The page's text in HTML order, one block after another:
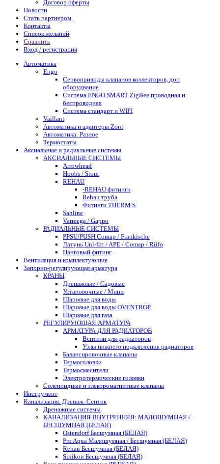
Договор оферты
Новости
Стать партнером
Контакты
Список желаний
Сравнить
Вход / регистрация
Автоматика
Engo
Сервоприводы клапанов коллекторов, доп
оборудвание
Система ENGO SMART ZigBee проводная и
беспроводная
Система стандарт и WIFI
Vaillant
Автоматика и адаптеры Zont
Автоматика: Разное
Термостаты
Аксиальные и радиальные системы
АКСИАЛЬНЫЕ СИСТЕМЫ
Arrowhead
Hoobs / Stout
REHAU
-REHAU фитинги
Rehau труба
Фитинги THERM S
Sanline
Varmega / Gappo
РАДИАЛЬНЫЕ СИСТЕМЫ
PPSU/PUSH Comap / Frankische
Латунь Uni-fitt / APE / Comap / Riifo
Цанговый фитинг
Вентиляция и комплектующие
Запорно-регулирующая арматура
КРАНЫ
Дренажные / Садовые
Установочные / Мини
Шаровые для воды
Шаровые для воды OVENTROP
Шаровые для газа
РЕГУЛИРУЮЩАЯ АРМАТУРА
АРМАТУРА ДЛЯ РАДИАТОРОВ
Вентили для радиаторов
Узлы нижнего подключения радиаторов
Балансировочные клапаны
Термоголовки
Термосмесители
Электротермические головки
Соленоидные и электромагнитные клапаны
Инструмент
Канализация. Дренаж. Септик
Дренажные системы
КАНАЛИЗАЦИЯ ВНУТРЕННЯЯ: МАЛОШУМНАЯ /
БЕСШУМНАЯ (БЕЛАЯ)
Ostendorf Бесшумная (БЕЛАЯ)
Pro Aqua Малошумная / Бесшумная (БЕЛАЯ)
Rehau Бесшумная (БЕЛАЯ)
Sinikon Бесшумная (БЕЛАЯ)